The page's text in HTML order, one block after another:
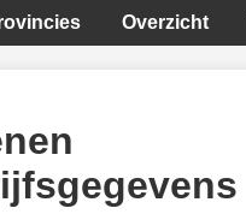
Overzicht